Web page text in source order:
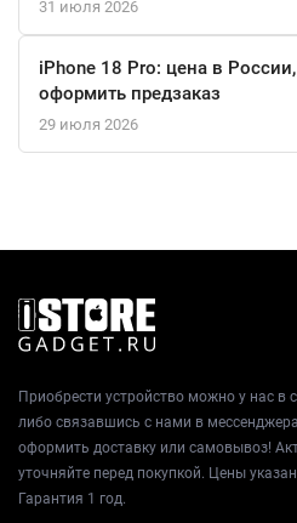
31 июля 2026
iPhone 18 Pro: цена в
оформить предзаказ
29 июля 2026
Приобрести устройство можно у нас в
либо связавшись с нами в
оформить доставку или самовывоз!
уточняйте перед покупкой. Цены
Гарантия 1 год.